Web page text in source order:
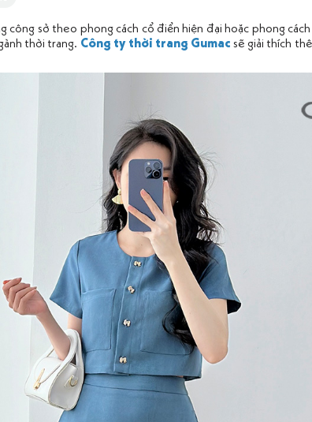
công sở theo phong cách cổ điển hiện đại hoặc phong
thời trang. Công ty thời trang Gumac sẽ giải thích